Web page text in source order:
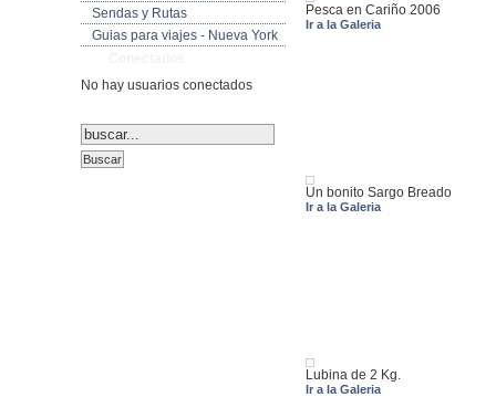
Sendas y Rutas
Guias para viajes - Nueva York
No hay usuarios conectados
Pesca en Cariño 2006
Ir a la Galeria
Un bonito Sargo Breado
Ir a la Galeria
Lubina de 2 Kg.
Ir a la Galeria